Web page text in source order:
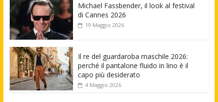
Michael Fassbender, il look al festival
di Cannes 2026
19 Maggio 2026
Il re del guardaroba maschile 2026:
perché il pantalone fluido in lino è il
capo più desiderato
4 Maggio 2026